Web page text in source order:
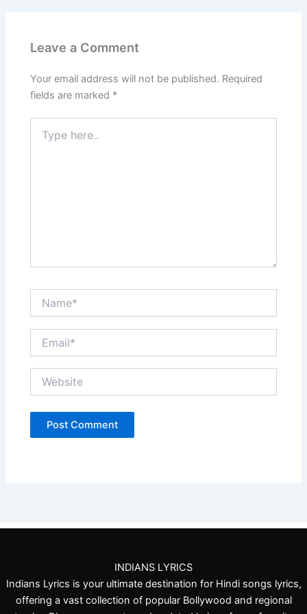
o
k
o
Leave a Comment
Your email address will not be published. Required
fields are marked *
here..
INDIANS LYRICS
Indians Lyrics is your ultimate destination for Hindi songs lyrics,
offering a vast collection of popular Bollywood and regional